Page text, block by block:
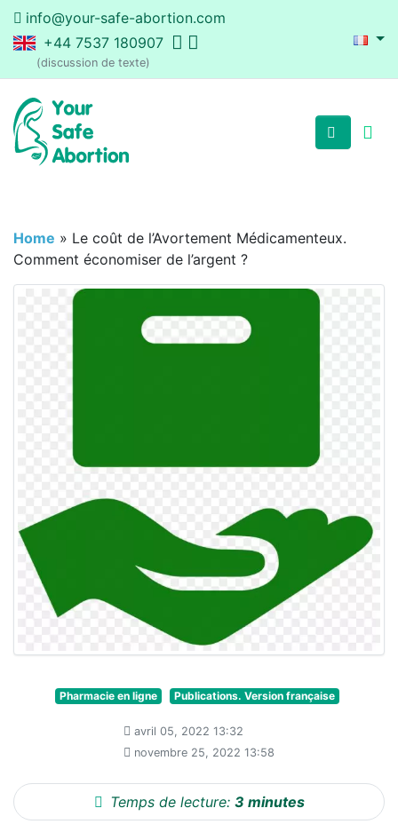
info@your-safe-abortion.com
+44 7537 180907
(discussion de texte)
Home » Le coût de l’Avortement Médicamenteux.
Comment économiser de l’argent ?
Pharmacie en ligne Publications. Version française
avril 05, 2022 13:32
novembre 25, 2022 13:58
Temps de lecture: 3 minutes